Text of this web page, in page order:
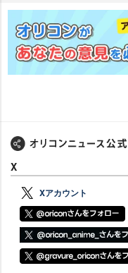
X
Xアカウント